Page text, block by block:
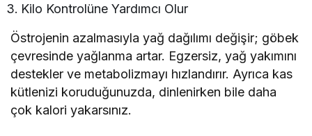
Kilo Kontrolüne Yardımcı Olur
Östrojenin azalmasıyla yağ dağılımı değişir; göbek
çevresinde yağlanma artar. Egzersiz, yağ yakımını
destekler ve metabolizmayı hızlandırır. Ayrıca kas
kütlenizi koruduğunuzda, dinlenirken bile daha
çok kalori yakarsınız.